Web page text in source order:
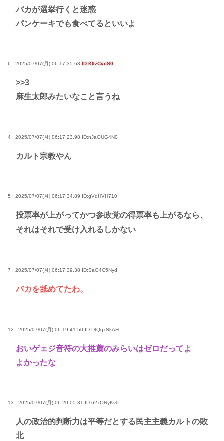
バカが選挙行くと迷惑
パンケーキでも食べてるといいよ
6 : 2025/07/07(月) 06:17:35.63 ID:K9zCvitS0
>>3
麻生太郎みたいなこと言うね
4 : 2025/07/07(月) 06:17:23.98 ID:nJaOUG4N0
カルト宗教やん
5 : 2025/07/07(月) 06:17:34.89 ID:gVqHVH710
投票率が上がってかつ参政党の得票率も上がるなら、
それはそれで受け入れるしかない
7 : 2025/07/07(月) 06:17:39.38 ID:SaO4C5Nyd
バカを舐めてたわ。
12 : 2025/07/07(月) 06:19:41.50 ID:DtQqxSkAH
おいゲェジ音符の大推薦のみらいはゼロだってよ
よかったな
13 : 2025/07/07(月) 06:20:05.31 ID:62xONyKv0
人の政治的判断力は平等だとする民主主義カルトの敗
北